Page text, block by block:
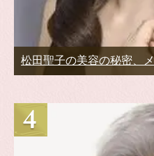
松田聖子の美容の秘密、